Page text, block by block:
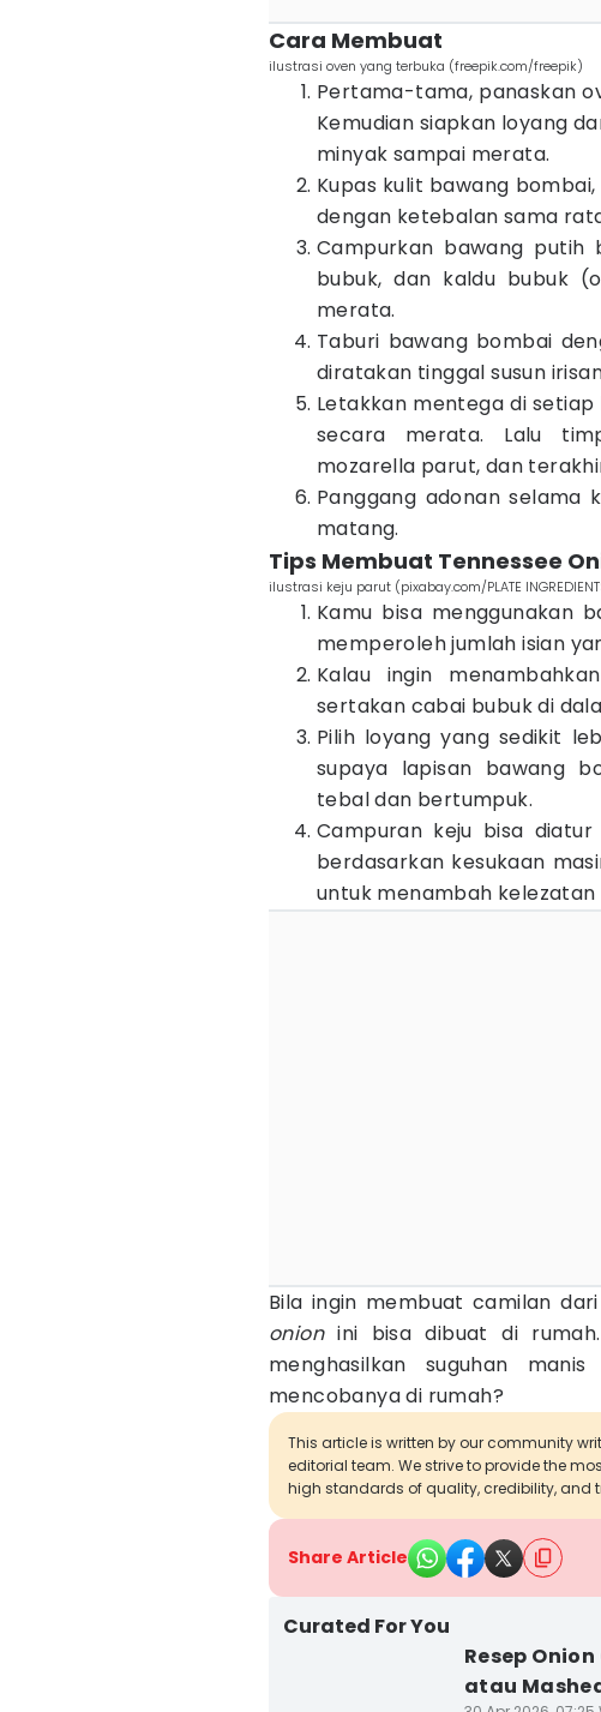
Cara Membuat
ilustrasi oven yang terbuka (freepik.com/freepik)
Pertama-tama, panaskan
Kemudian siapkan loyang
minyak sampai merata.
Kupas kulit bawang
dengan ketebalan sama
Campurkan bawang putih
bubuk, dan kaldu bubuk
merata.
Taburi bawang bombai
diratakan tinggal susun
Letakkan mentega di
secara merata. Lalu
mozarella parut, dan
Panggang adonan selama
matang.
Tips Membuat Tennessee
ilustrasi keju parut (pixabay.com/PLATE
Kamu bisa menggunakan
memperoleh jumlah isian
Kalau ingin
sertakan cabai bubuk di
Pilih loyang yang sedikit
supaya lapisan bawang
tebal dan bertumpuk.
Campuran keju bisa diatur
berdasarkan kesukaan
untuk menambah kelezatan
Bila ingin membuat camilan dari
onionini bisa dibuat di
menghasilkan suguhan
mencobanya di rumah?
This article is written by our community
editorial team. We strive to provide the
high standards of quality, credibility, and
Share Article
Curated For You
Resep
atau